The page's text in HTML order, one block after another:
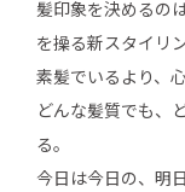
髪印象を決めるの
を操る新スタイリ
素髪でいるより、
どんな髪質でも、
る。
今日は今日の、明